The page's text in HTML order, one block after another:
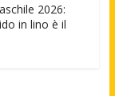
2026:
in lino è il